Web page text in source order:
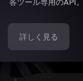
各ツール専用のAPI
詳しく見る